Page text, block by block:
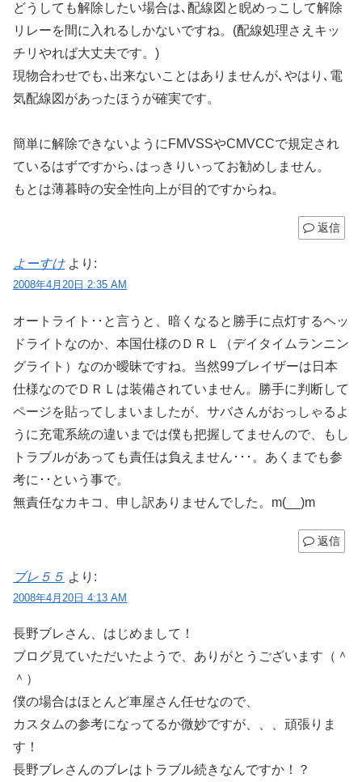
どうしても解除したい場合は､配線図と睨めっこして解除
リレーを間に入れるしかないですね。(配線処理さえキッ
チリやれば大丈夫です。)
現物合わせでも､出来ないことはありませんが､やはり､電
気配線図があったほうが確実です。
簡単に解除できないようにFMVSSやCMVCCで規定され
ているはずですから､はっきりいってお勧めしません。
もとは薄暮時の安全性向上が目的ですからね。
返信
よーすけ より:
2008年4月20日 2:35 AM
オートライト･･と言うと、暗くなると勝手に点灯するヘッ
ドライトなのか、本国仕様のＤＲＬ（デイタイムランニン
グライト）なのか曖昧ですね。当然99ブレイザーは日本
仕様なのでＤＲＬは装備されていません。勝手に判断して
ページを貼ってしまいましたが、サバさんがおっしゃるよ
うに充電系統の違いまでは僕も把握してませんので、もし
トラブルがあっても責任は負えません･･･。あくまでも参
考に･･という事で。
無責任なカキコ、申し訳ありませんでした。m(__)m
返信
ブレ５５ より:
2008年4月20日 4:13 AM
長野ブレさん、はじめまして！
ブログ見ていただいたようで、ありがとうございます（＾
＾）
僕の場合はほとんど車屋さん任せなので、
カスタムの参考になってるか微妙ですが、、、頑張りま
す！
長野ブレさんのブレはトラブル続きなんですか！？